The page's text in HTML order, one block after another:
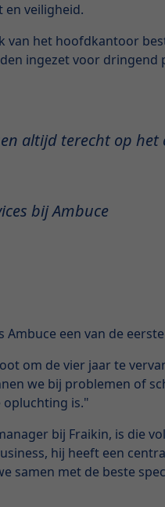
veiligheid.
van het hoofdkantoor
ingezet voor dringend
altijd terecht op
bij Ambuce
Ambuce een van de
om de vier jaar te
we bij problemen of
opluchting is."
bij Fraikin, is die
hij heeft een
samen met de beste